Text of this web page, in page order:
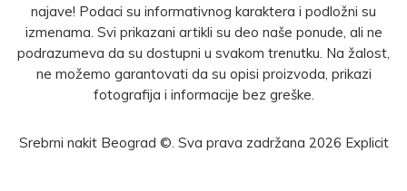
najave! Podaci su informativnog karaktera i podložni su
izmenama. Svi prikazani artikli su deo naše ponude, ali ne
podrazumeva da su dostupni u svakom trenutku. Na žalost,
ne možemo garantovati da su opisi proizvoda, prikazi
fotografija i informacije bez greške.
Srebrni nakit Beograd ©. Sva prava zadržana 2026 Explicit